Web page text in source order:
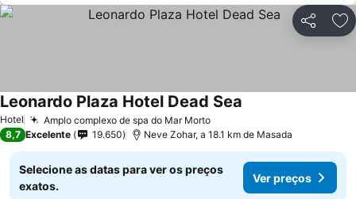
Partilhar
Hotel Amplo complexo de spa do Mar MortoVer preços
Leonardo Plaza Hotel Dead Sea
8,7 Excelente 19.650 Neve Zohar, a 18.1 km de Masada
Selecione as datas para ver os preços
exatos.
Ver preços